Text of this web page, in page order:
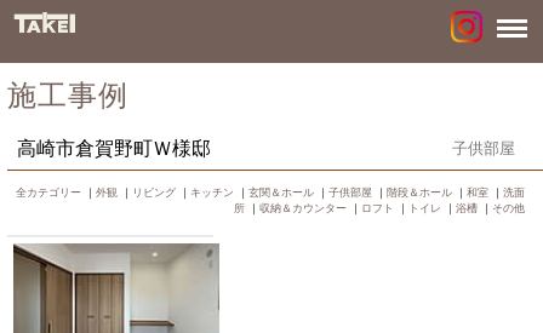
施工事例
高崎市倉賀野町Ｗ様邸 子供部屋
全カテゴリー ｜ 外観 ｜ リビング ｜ キッチン ｜ 玄関＆ホール ｜ 子供部屋 ｜ 階段＆ホール ｜ 和室 ｜ 洗面
所 ｜ 収納＆カウンター ｜ ロフト ｜ トイレ ｜ 浴槽 ｜ その他